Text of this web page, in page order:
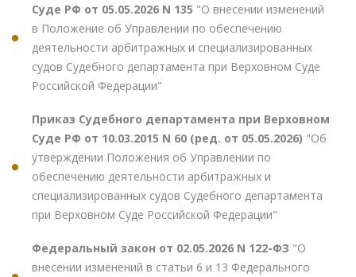
Суде РФ от 05.05.2026 N 135 "О внесении изменений
в Положение об Управлении по обеспечению
деятельности арбитражных и специализированных
судов Судебного департамента при Верховном Суде
Российской Федерации"
Приказ Судебного департамента при Верховном
Суде РФ от 10.03.2015 N 60 (ред. от 05.05.2026) "Об
утверждении Положения об Управлении по
обеспечению деятельности арбитражных и
специализированных судов Судебного департамента
при Верховном Суде Российской Федерации"
Федеральный закон от 02.05.2026 N 122-ФЗ "О
внесении изменений в статьи 6 и 13 Федерального